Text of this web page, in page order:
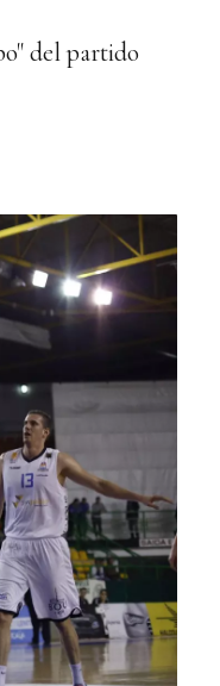
del partido